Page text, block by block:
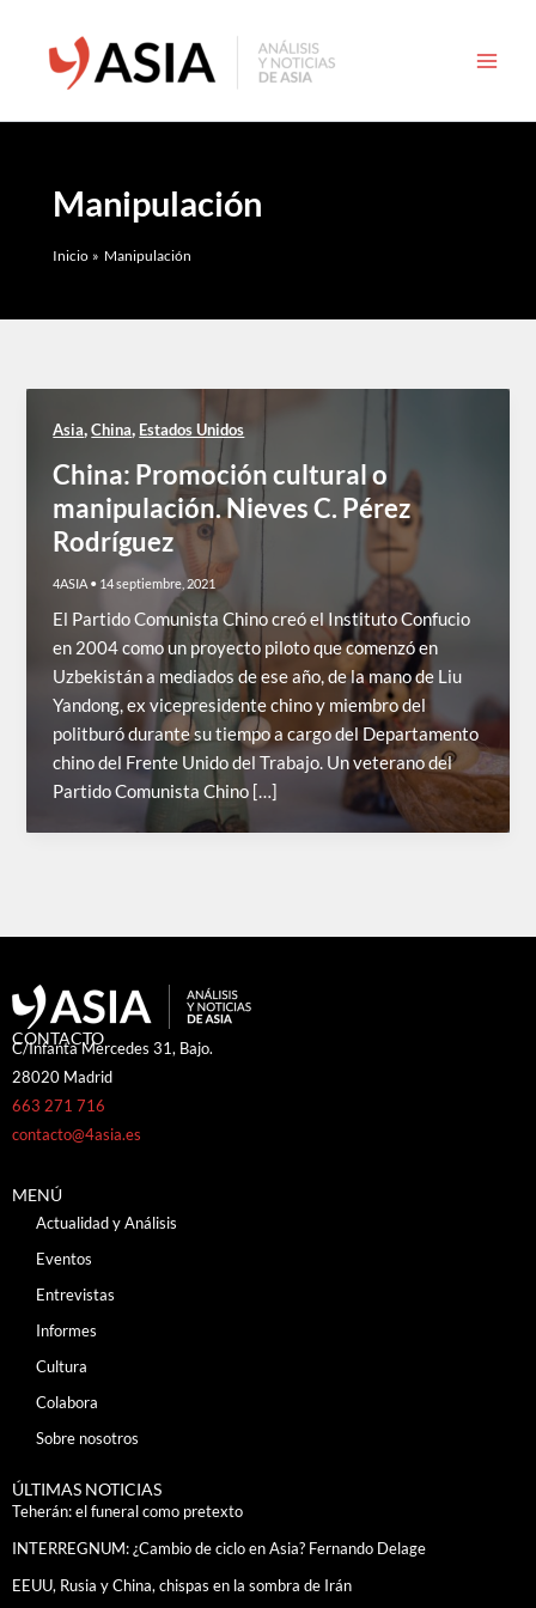
contenido
Manipulación
Inicio Manipulación
Asia,China, Estados Unidos
China: Promoción cultural o
manipulación. Nieves C. Pérez
Rodríguez
4ASIA • 14 septiembre, 2021
El Partido Comunista Chino creó el Instituto Confucio
en 2004 como un proyecto piloto que comenzó en
Uzbekistán a mediados de ese año, de la mano de Liu
Yandong, ex vicepresidente chino y miembro del
politburó durante su tiempo a cargo del Departamento
chino del Frente Unido del Trabajo. Un veterano del
Partido Comunista Chino […]
CONTACTO
C/Infanta Mercedes 31, Bajo.
28020 Madrid
663 271 716
contacto@4asia.es
MENÚ
Actualidad y Análisis
Eventos
Entrevistas
Informes
Cultura
Colabora
Sobre nosotros
ÚLTIMAS NOTICIAS
Teherán: el funeral como pretexto
INTERREGNUM: ¿Cambio de ciclo en Asia? Fernando Delage
EEUU, Rusia y China, chispas en la sombra de Irán